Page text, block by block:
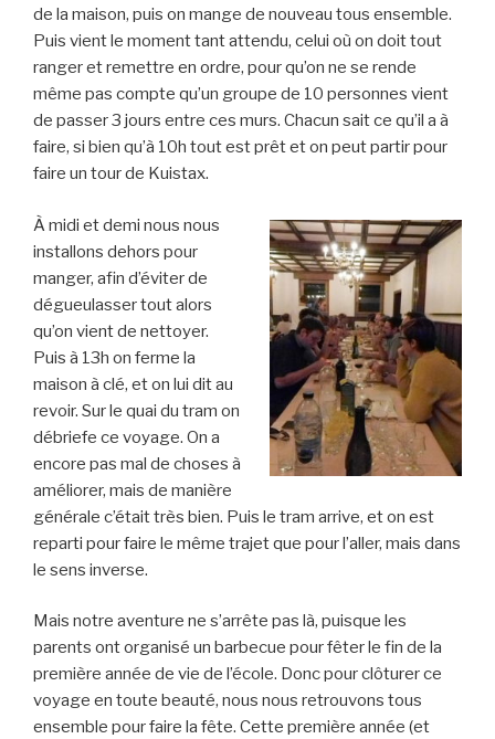
de la maison, puis on mange de nouveau tous ensemble.
Puis vient le moment tant attendu, celui où on doit tout
ranger et remettre en ordre, pour qu’on ne se rende
même pas compte qu’un groupe de 10 personnes vient
de passer 3 jours entre ces murs. Chacun sait ce qu’il a à
faire, si bien qu’à 10h tout est prêt et on peut partir pour
faire un tour de Kuistax.
À midi et demi nous nous
installons dehors pour
manger, afin d’éviter de
dégueulasser tout alors
qu’on vient de nettoyer.
Puis à 13h on ferme la
maison à clé, et on lui dit au
revoir. Sur le quai du tram on
débriefe ce voyage. On a
encore pas mal de choses à
améliorer, mais de manière
générale c’était très bien. Puis le tram arrive, et on est
reparti pour faire le même trajet que pour l’aller, mais dans
le sens inverse.
Mais notre aventure ne s’arrête pas là, puisque les
parents ont organisé un barbecue pour fêter le fin de la
première année de vie de l’école. Donc pour clôturer ce
voyage en toute beauté, nous nous retrouvons tous
ensemble pour faire la fête. Cette première année (et